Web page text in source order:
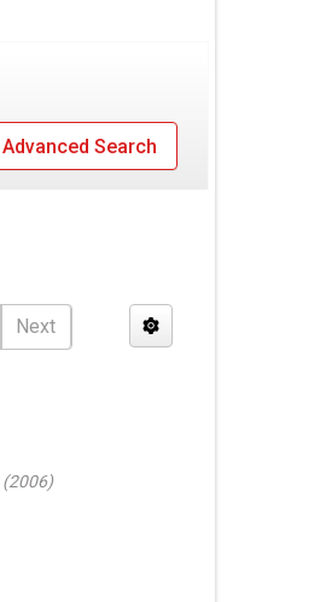
Advanced Search
Next
(2006)